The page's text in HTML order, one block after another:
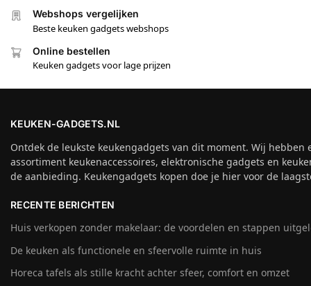
Webshops vergelijken
Beste keuken gadgets webshops
Online bestellen
Keuken gadgets voor lage prijzen
KEUKEN-GADGETS.NL
Ontdek de leukste keukengadgets van dit moment. Wij hebben
assortiment keukenaccessoires, elektronische gadgets en
de aanbieding. Keukengadgets kopen doe je hier voor de
RECENTE BERICHTEN
Huis verkopen zonder makelaar: de voordelen en stappen
De keuken als functionele en sfeervolle ruimte in huis
Horeca tafels als stille kracht achter sfeer, comfort en omzet